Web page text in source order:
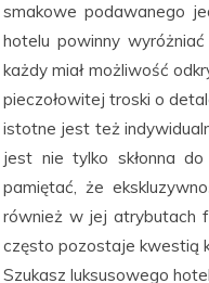
smakowe podawanego
hotelu powinny
każdy miał możliwość
pieczołowitej troski o
istotne jest też
jest nie tylko skłonna
pamiętać, że
również w jej atrybutach
często pozostaje kwestią
Szukasz luksusowego